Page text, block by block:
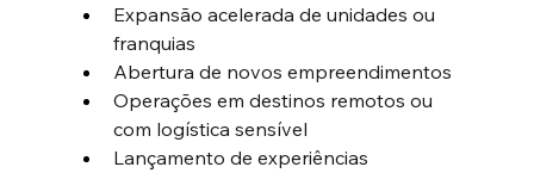
Expansão acelerada de unidades ou
franquias
Abertura de novos empreendimentos
Operações em destinos remotos ou
com logística sensível
Lançamento de experiências